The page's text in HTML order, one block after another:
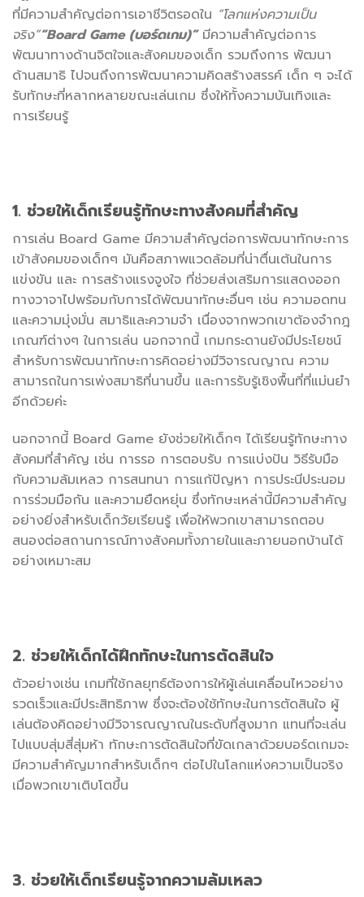
ที่มีความสำคัญต่อการเอาชีวิตรอดใน “โลกแห่งความเป็น
จริง”“Board Game (บอร์ดเกม)”มีความสำคัญต่อการ
พัฒนาทางด้านจิตใจและสังคมของเด็ก รวมถึงการ พัฒนา
ด้านสมาธิ ไปจนถึงการพัฒนาความคิดสร้างสรรค์ เด็ก ๆ จะได้
รับทักษะที่หลากหลายขณะเล่นเกม ซึ่งให้ทั้งความบันเทิงและ
การเรียนรู้
1. ช่วยให้เด็กเรียนรู้ทักษะทางสังคมที่สำคัญ
การเล่น Board Game มีความสำคัญต่อการพัฒนาทักษะการ
เข้าสังคมของเด็กๆ มันคือสภาพแวดล้อมที่น่าตื่นเต้นในการ
แข่งขัน และ การสร้างแรงจูงใจ ที่ช่วยส่งเสริมการแสดงออก
ทางวาจาไปพร้อมกับการได้พัฒนาทักษะอื่นๆ เช่น ความอดทน
และความมุ่งมั่น สมาธิและความจำ เนื่องจากพวกเขาต้องจำกฎ
เกณฑ์ต่างๆ ในการเล่น นอกจากนี้ เกมกระดานยังมีประโยชน์
สำหรับการพัฒนาทักษะการคิดอย่างมีวิจารณญาณ ความ
สามารถในการเพ่งสมาธิที่นานขึ้น และการรับรู้เชิงพื้นที่ที่แม่นยำ
อีกด้วยค่ะ
นอกจากนี้ Board Game ยังช่วยให้เด็กๆ ได้เรียนรู้ทักษะทาง
สังคมที่สำคัญ เช่น การรอ การตอบรับ การแบ่งปัน วิธีรับมือ
กับความล้มเหลว การสนทนา การแก้ปัญหา การประนีประนอม
การร่วมมือกัน และความยืดหยุ่น ซึ่งทักษะเหล่านี้มีความสำคัญ
อย่างยิ่งสำหรับเด็กวัยเรียนรู้ เพื่อให้พวกเขาสามารถตอบ
สนองต่อสถานการณ์ทางสังคมทั้งภายในและภายนอกบ้านได้
อย่างเหมาะสม
2. ช่วยให้เด็กได้ฝึกทักษะในการตัดสินใจ
ตัวอย่างเช่น เกมที่ใช้กลยุทธ์ต้องการให้ผู้เล่นเคลื่อนไหวอย่าง
รวดเร็วและมีประสิทธิภาพ ซึ่งจะต้องใช้ทักษะในการตัดสินใจ ผู้
เล่นต้องคิดอย่างมีวิจารณญาณในระดับที่สูงมาก แทนที่จะเล่น
ไปแบบสุ่มสี่สุ่มห้า ทักษะการตัดสินใจที่ขัดเกลาด้วยบอร์ดเกมจะ
มีความสำคัญมากสำหรับเด็กๆ ต่อไปในโลกแห่งความเป็นจริง
เมื่อพวกเขาเติบโตขึ้น
3. ช่วยให้เด็กเรียนรู้จากความล้มเหลว